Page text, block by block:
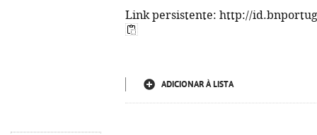
Link persistente: http://
ADICIONAR À LISTA